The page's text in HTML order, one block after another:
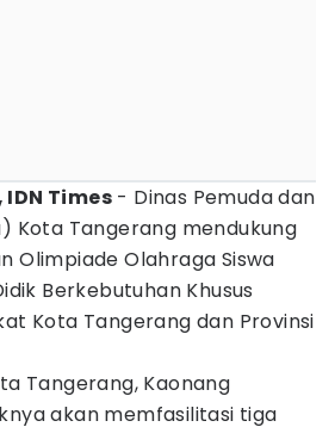
IDN Times - Dinas Pemuda dan
Kota Tangerang mendukung
Olimpiade Olahraga Siswa
Berkebutuhan Khusus
Kota Tangerang dan Provinsi
Tangerang, Kaonang
akan memfasilitasi tiga